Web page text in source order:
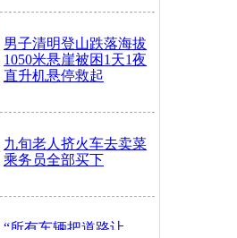
男子清明登山跌落海拔
1050米悬崖被困1天1夜
直升机悬停救起
九旬老人挤火车去卖菜
乘务员全部买下
“所有车辆把道路让